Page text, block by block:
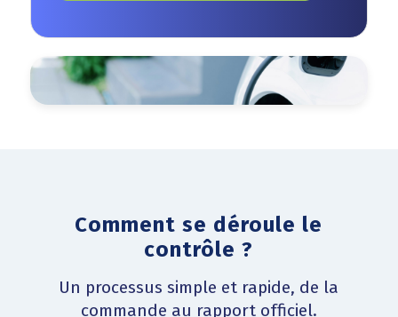
Comment se déroule le
contrôle ?
Un processus simple et rapide, de la
commande au rapport officiel.